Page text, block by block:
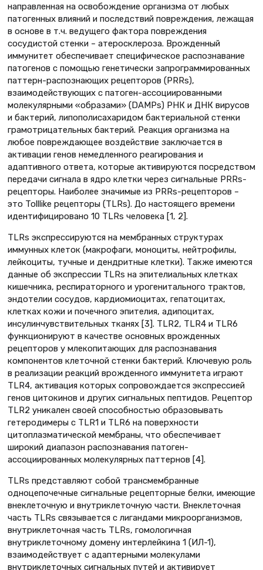
направленная на освобождение организма от любых
патогенных влияний и последствий повреждения, лежащая
в основе в т.ч. ведущего фактора повреждения
сосудистой стенки – атеросклероза. Врожденный
иммунитет обеспечивает специфическое распознавание
патогенов с помощью генетически запрограммированных
паттерн-распознающих рецепторов (PRRs),
взаимодействующих с патоген-ассоциированными
молекулярными «образами» (DAMPs) РНК и ДНК вирусов
и бактерий, липополисахаридом бактериальной стенки
грамотрицательных бактерий. Реакция организма на
любое повреждающее воздействие заключается в
активации генов немедленного реагирования и
адаптивного ответа, которые активируются посредством
передачи сигнала в ядро клетки через сигнальные PRRs-
рецепторы. Наиболее значимые из PRRs-рецепторов –
это Tolllike рецепторы (TLRs). До настоящего времени
идентифицировано 10 TLRs человека [1, 2].
TLRs экспрессируются на мембранных структурах
иммунных клеток (макрофаги, моноциты, нейтрофилы,
лейкоциты, тучные и дендритные клетки). Также имеются
данные об экспрессии TLRs на эпителиальных клетках
кишечника, респираторного и урогенитального трактов,
эндотелии сосудов, кардиомиоцитах, гепатоцитах,
клетках кожи и почечного эпителия, адипоцитах,
инсулинчувствительных тканях [3]. TLR2, TLR4 и TLR6
функционируют в качестве основных врожденных
рецепторов у млекопитающих для распознавания
компонентов клеточной стенки бактерий. Ключевую роль
в реализации реакций врожденного иммунитета играют
TLR4, активация которых сопровождается экспрессией
генов цитокинов и других сигнальных пептидов. Рецептор
TLR2 уникален своей способностью образовывать
гетеродимеры с TLR1 и TLR6 на поверхности
цитоплазматической мембраны, что обеспечивает
широкий диапазон распознавания патоген-
ассоциированных молекулярных паттернов [4].
TLRs представляют собой трансмембранные
одноцепочечные сигнальные рецепторные белки, имеющие
внеклеточную и внутриклеточную части. Внеклеточная
часть TLRs связывается с лигандами микроорганизмов,
внутриклеточная часть TLRs, гомологичная
внутриклеточному домену интерлейкина 1 (ИЛ-1),
взаимодействует с адаптерными молекулами
внутриклеточных сигнальных путей и активирует